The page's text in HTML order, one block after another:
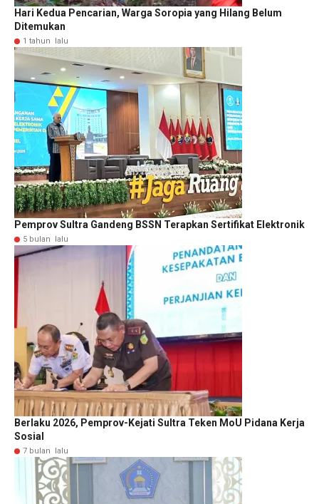
Hari Kedua Pencarian, Warga Soropia yang Hilang Belum
Ditemukan
1 tahun lalu
Pemprov Sultra Gandeng BSSN Terapkan Sertifikat Elektronik
5 bulan lalu
Berlaku 2026, Pemprov-Kejati Sultra Teken MoU Pidana Kerja
Sosial
7 bulan lalu